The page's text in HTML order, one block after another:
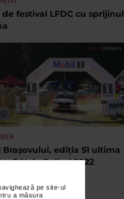
pe site-ul
a măsura
de festival LFDC cu sprijinul
Brașovului, ediția 51 ultima
a C.N.de Raliuri 2022